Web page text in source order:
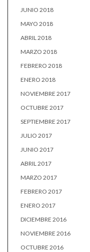
JUNIO 2018
MAYO 2018
ABRIL 2018
MARZO 2018
FEBRERO 2018
ENERO 2018
NOVIEMBRE 2017
OCTUBRE 2017
SEPTIEMBRE 2017
JULIO 2017
JUNIO 2017
ABRIL 2017
MARZO 2017
FEBRERO 2017
ENERO 2017
DICIEMBRE 2016
NOVIEMBRE 2016
OCTUBRE 2016